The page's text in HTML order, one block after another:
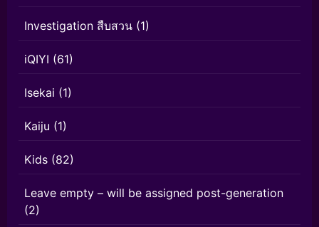
Investigation สืบสวน (1)
iQIYI (61)
Isekai (1)
Kaiju (1)
Kids (82)
Leave empty – will be assigned post-generation
(2)